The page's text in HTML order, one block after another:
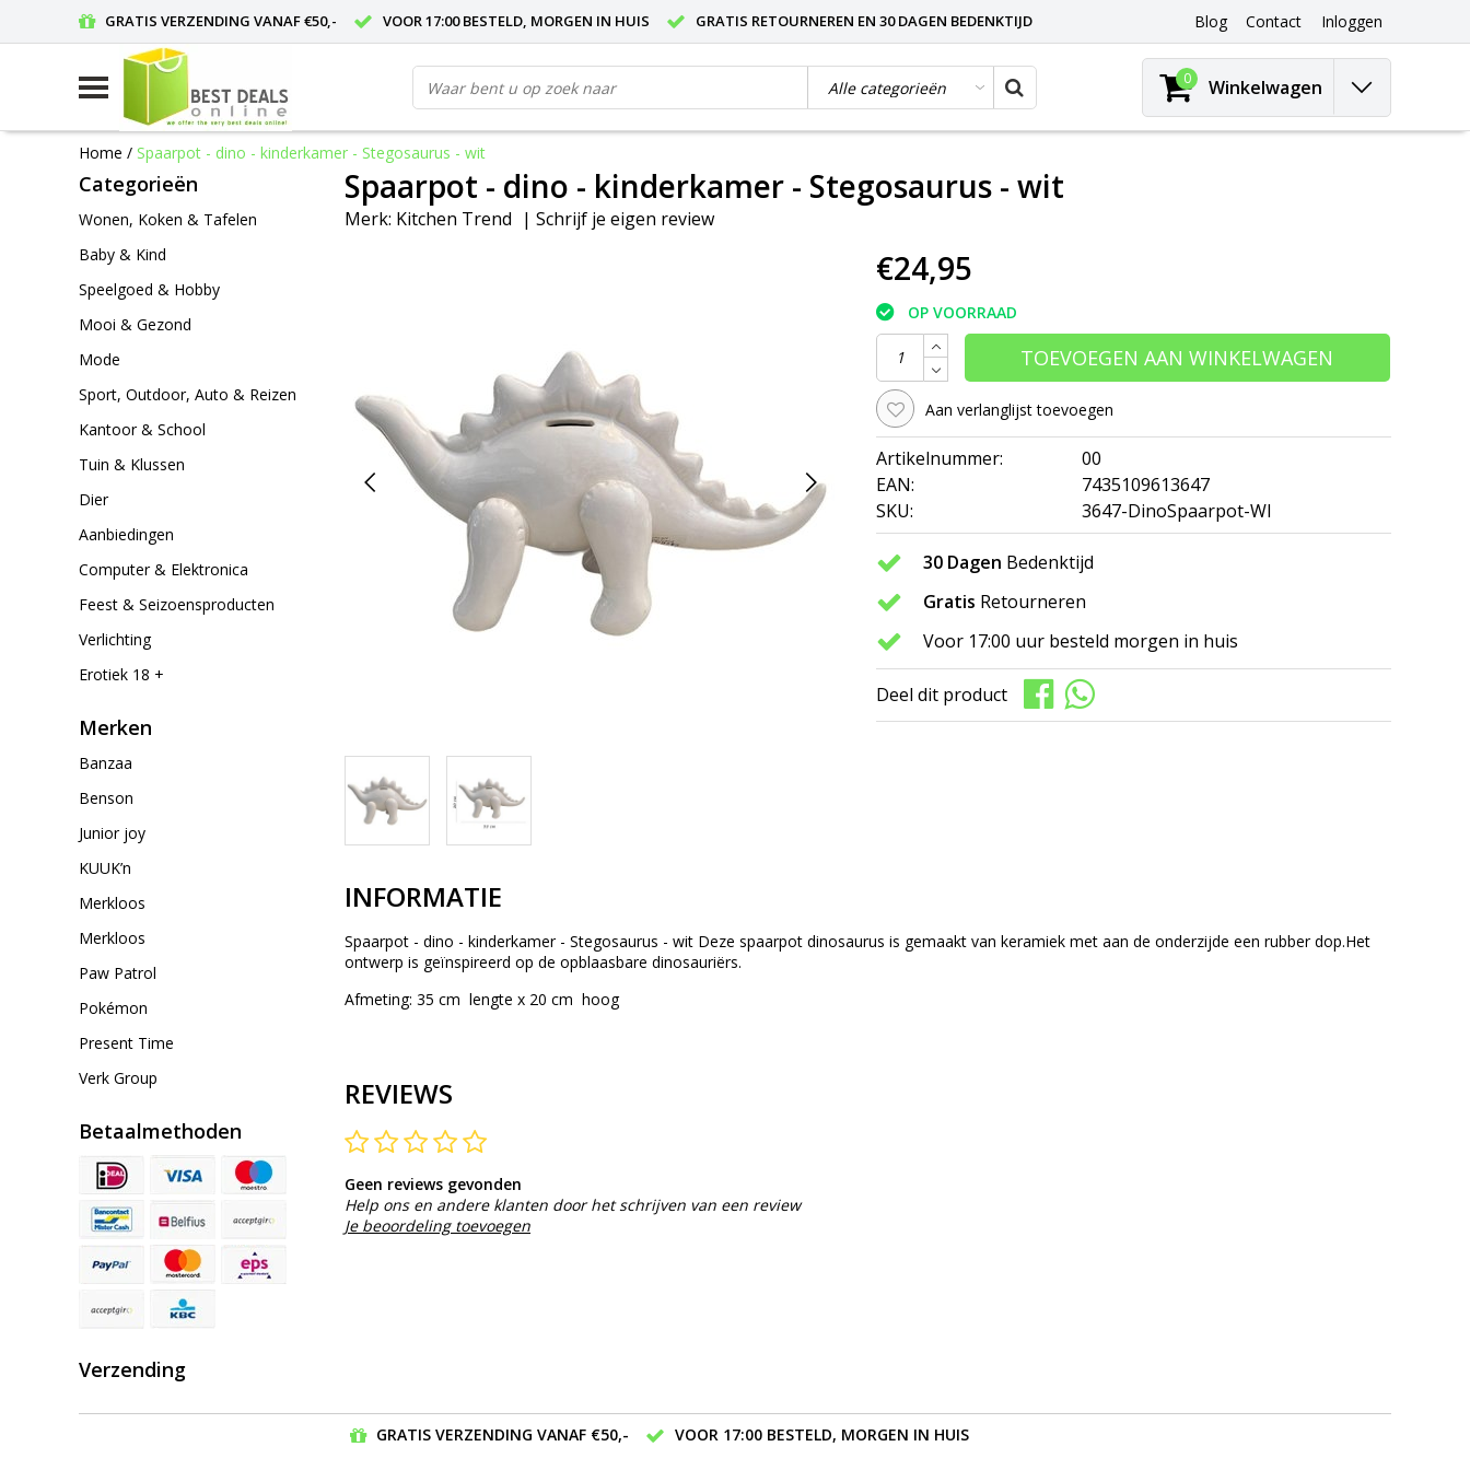
GRATIS VERZENDING VANAF €50,- VOOR 17:00 BESTELD, MORGEN IN HUIS GRATIS RETOURNEREN EN 30 DAGEN BEDENKTIJD Blog Contact Inloggen
0 Winkelwagen
Home / Spaarpot - dino - kinderkamer - Stegosaurus - wit
Categorieën
Wonen, Koken & Tafelen
Baby & Kind
Speelgoed & Hobby
Mooi & Gezond
Mode
Sport, Outdoor, Auto & Reizen
Kantoor & School
Tuin & Klussen
Dier
Aanbiedingen
Computer & Elektronica
Feest & Seizoensproducten
Verlichting
Erotiek 18 +
Merken
Banzaa
Benson
Junior joy
KUUK’n
Merkloos
Merkloos
Paw Patrol
Pokémon
Present Time
Verk Group
Betaalmethoden
Verzending
Spaarpot - dino - kinderkamer - Stegosaurus - wit
Merk: Kitchen Trend | Schrijf je eigen review
€24,95
OP VOORRAAD
TOEVOEGEN AAN WINKELWAGEN
Aan verlanglijst toevoegen
Artikelnummer:
00
EAN:
7435109613647
SKU:
3647-DinoSpaarpot-WI
30 Dagen Bedenktijd
Gratis Retourneren
Voor 17:00 uur besteld morgen in huis
Deel dit product
INFORMATIE
Spaarpot - dino - kinderkamer - Stegosaurus - wit Deze spaarpot dinosaurus is gemaakt van keramiek met aan de onderzijde een rubber dop.Het
ontwerp is geïnspireerd op de opblaasbare dinosauriërs.
Afmeting: 35 cm lengte x 20 cm hoog
REVIEWS
Geen reviews gevonden
Help ons en andere klanten door het schrijven van een review
Je beoordeling toevoegen
GRATIS VERZENDING VANAF €50,-
VOOR 17:00 BESTELD, MORGEN IN HUIS